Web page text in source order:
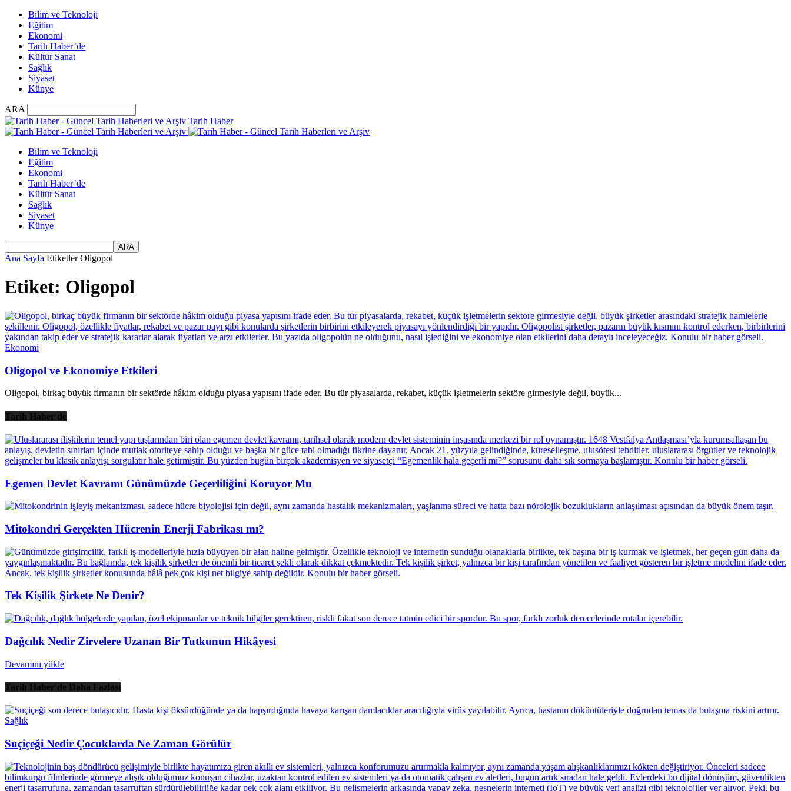
Bilim ve Teknoloji
Eğitim
Ekonomi
Tarih Haber’de
Kültür Sanat
Sağlık
Siyaset
Künye
ARA
Tarih Haber
Bilim ve Teknoloji
Eğitim
Ekonomi
Tarih Haber’de
Kültür Sanat
Sağlık
Siyaset
Künye
Ana Sayfa Etiketler Oligopol
Etiket: Oligopol
Ekonomi
Oligopol ve Ekonomiye Etkileri
Oligopol, birkaç büyük firmanın bir sektörde hâkim olduğu piyasa yapısını ifade eder. Bu tür piyasalarda, rekabet, küçük işletmelerin sektöre girmesiyle değil, büyük...
Tarih Haber'de
Egemen Devlet Kavramı Günümüzde Geçerliliğini Koruyor Mu
Mitokondri Gerçekten Hücrenin Enerji Fabrikası mı?
Tek Kişilik Şirkete Ne Denir?
Dağcılık Nedir Zirvelere Uzanan Bir Tutkunun Hikâyesi
Devamını yükle
Tarih Haber'de Daha Fazlası
Sağlık
Suçiçeği Nedir Çocuklarda Ne Zaman Görülür